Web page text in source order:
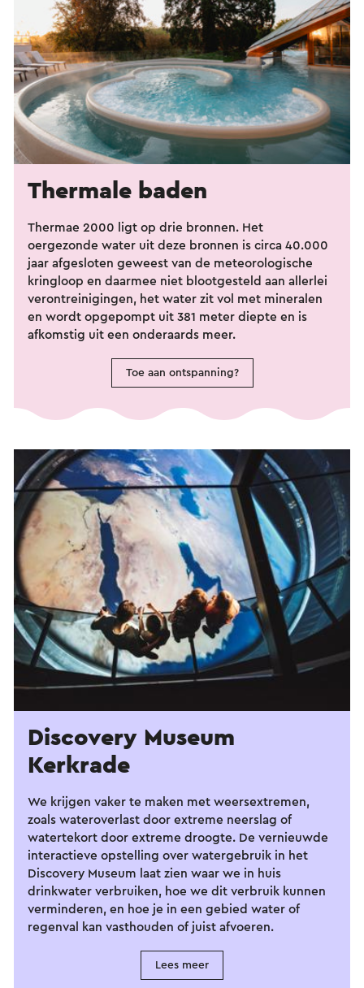
Thermale baden
Thermae 2000 ligt op drie bronnen. Het
oergezonde water uit deze bronnen is circa 40.000
jaar afgesloten geweest van de meteorologische
kringloop en daarmee niet blootgesteld aan allerlei
verontreinigingen, het water zit vol met mineralen
en wordt opgepompt uit 381 meter diepte en is
afkomstig uit een onderaards meer.
Toe aan ontspanning?
Discovery Museum
Kerkrade
We krijgen vaker te maken met weersextremen,
zoals wateroverlast door extreme neerslag of
watertekort door extreme droogte. De vernieuwde
interactieve opstelling over watergebruik in het
Discovery Museum laat zien waar we in huis
drinkwater verbruiken, hoe we dit verbruik kunnen
verminderen, en hoe je in een gebied water of
regenval kan vasthouden of juist afvoeren.
Lees meer